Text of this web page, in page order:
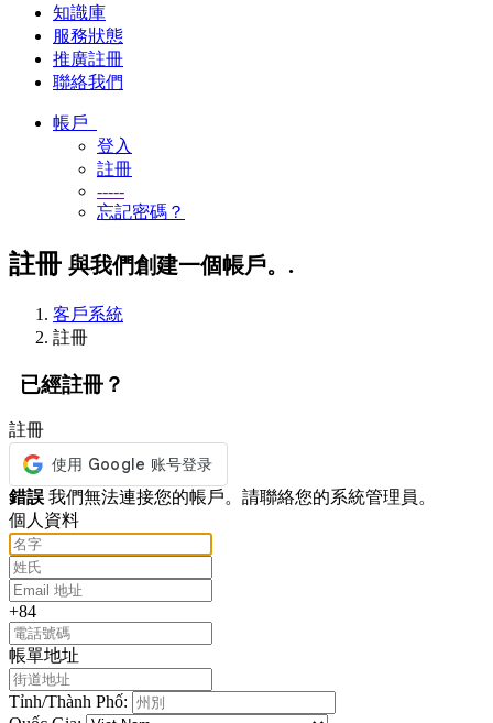
知識庫
服務狀態
推廣註冊
聯絡我們
帳戶
登入
註冊
-----
忘記密碼？
註冊 與我們創建一個帳戶。.
客戶系統
註冊
已經註冊？
註冊
錯誤 我們無法連接您的帳戶。請聯絡您的系統管理員。
個人資料
+84
帳單地址
Tỉnh/Thành Phố: